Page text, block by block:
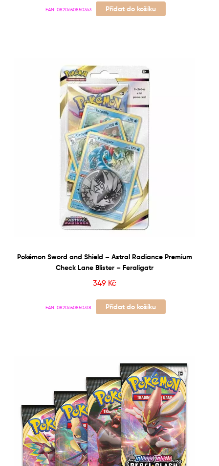
EAN: 0820650850363 Přidat do košíku
Pokémon Sword and Shield – Astral Radiance Premium
Check Lane Blister – Feraligatr
349 Kč
EAN: 0820650850318 Přidat do košíku